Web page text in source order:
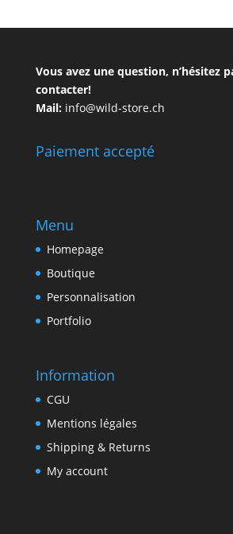
Vous avez une question, n’hésitez
contacter!
Mail:info@wild-store.ch
Paiement accepté
Menu
Homepage
Boutique
Personnalisation
Portfolio
Information
CGU
Mentions légales
Shipping & Returns
My account